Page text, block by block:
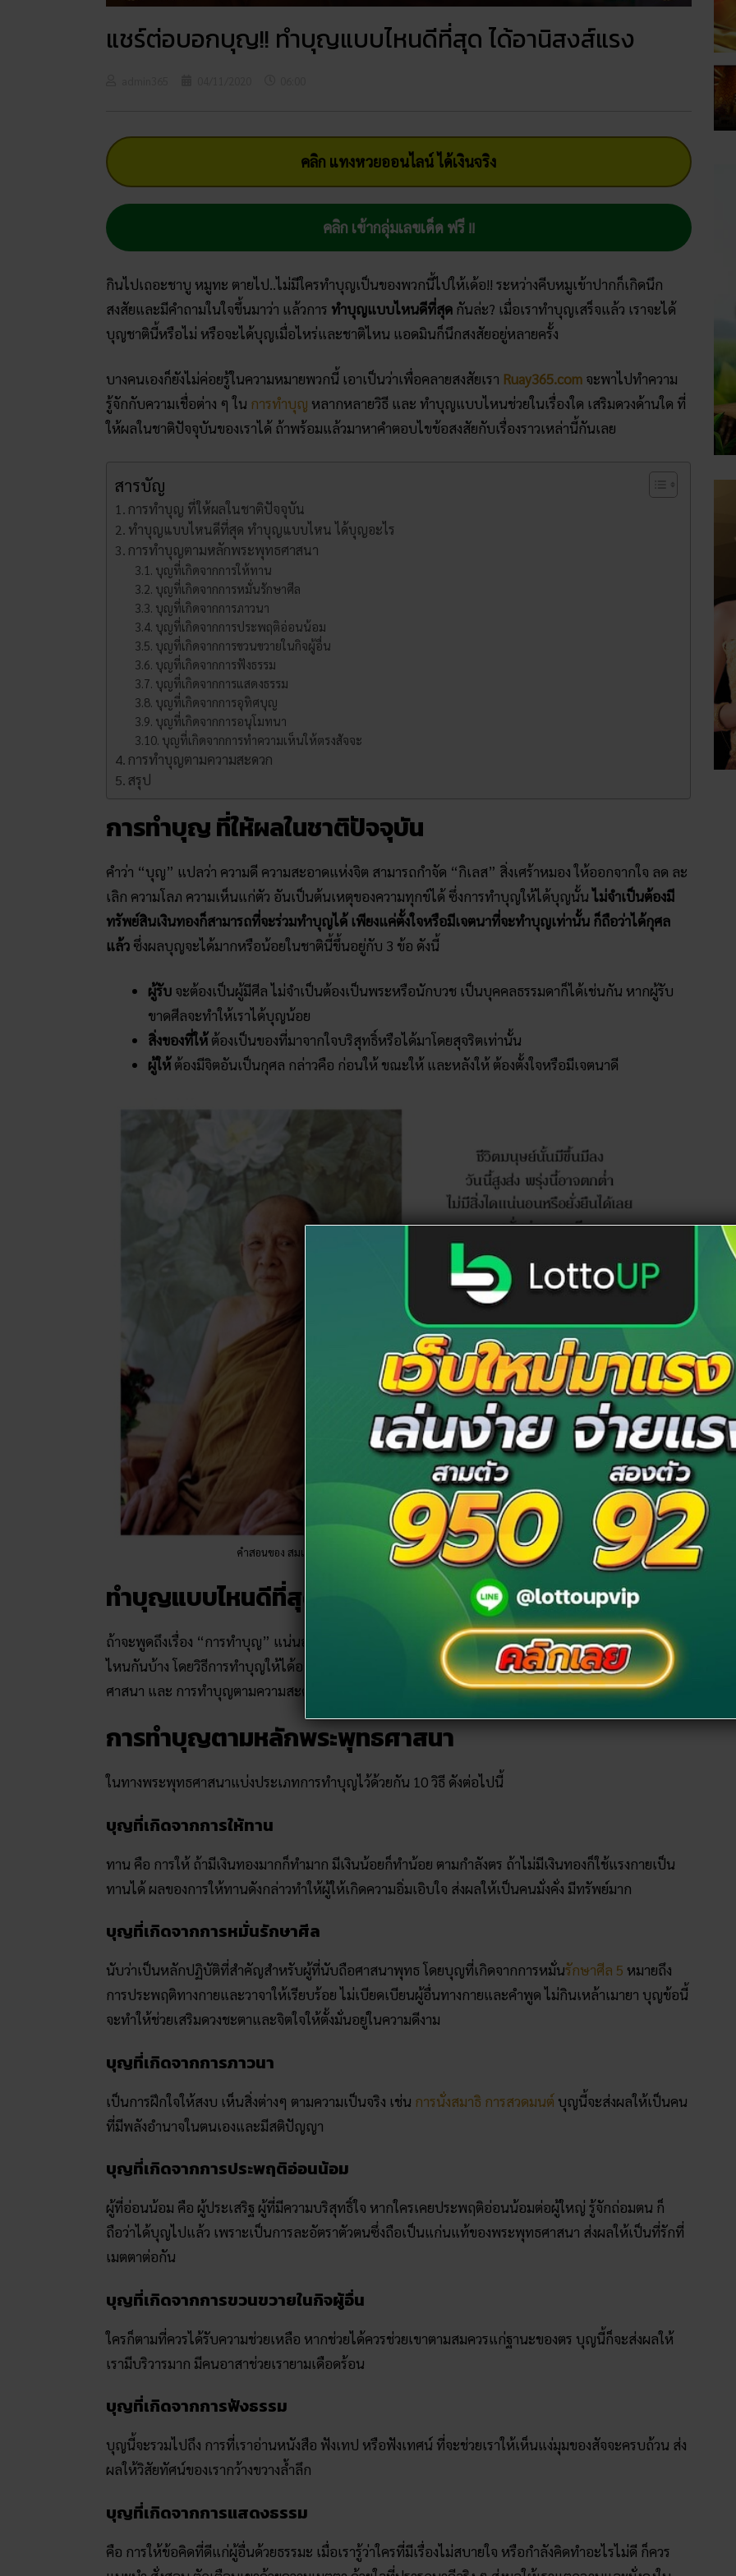
แชร์ต่อบอกบุญ!! ทำบุญแบบไหนดีที่สุด ได้อานิสงส์แรง
คลิก แทงหวยออนไลน์ ได้เงินจริง
คลิก เข้ากลุ่มเลขเด็ด ฟรี !!
กินไปเถอะชาบู หมูทะ ตายไป..ไม่มีใครทำบุญเป็นของพวกนี้ไปให้เด้อ!! ระหว่างคีบหมูเข้าปากก็เกิดนึก
สงสัยและมีคำถามในใจขึ้นมาว่า แล้วการ ทำบุญแบบไหนดีที่สุด กันล่ะ? เมื่อเราทำบุญเสร็จแล้ว เราจะได้
บุญชาตินี้หรือไม่ หรือจะได้บุญเมื่อไหร่และชาติไหน แอดมินก็นึกสงสัยอยู่หลายครั้ง
บางคนเองก็ยังไม่ค่อยรู้ในความหมายพวกนี้ เอาเป็นว่าเพื่อคลายสงสัยเรา Ruay365.com จะพาไปทำความ
รู้จักกับความเชื่อต่าง ๆ ใน การทำบุญ หลากหลายวิธี และ ทำบุญ​แบบไหน​ช่วยในเรื่องใด เสริมดวงด้านใด ที่
ให้ผลในชาติปัจจุบันของเราได้ ถ้าพร้อมแล้วมาหาคำตอบไขข้อสงสัยกับเรื่องราวเหล่านี้กันเลย
สารบัญ
การทำบุญ ที่ให้ผลในชาติปัจจุบัน
ทำบุญแบบไหนดีที่สุด ทำบุญ​แบบไหน​ ได้บุญ​อะไร
การทำบุญตามหลักพระพุทธศาสนา
บุญที่เกิดจากการให้ทาน
บุญที่เกิดจากการหมั่นรักษาศีล
บุญที่เกิดจากการภาวนา
บุญที่เกิดจากการประพฤติอ่อนน้อม
บุญที่เกิดจากการขวนขวายในกิจผู้อื่น
บุญที่เกิดจากการฟังธรรม
บุญที่เกิดจากการแสดงธรรม
บุญที่เกิดจากการอุทิศบุญ
บุญที่เกิดจากการอนุโมทนา
บุญที่เกิดจากการทำความเห็นให้ตรงสัจจะ
การทำบุญตามความสะดวก
สรุป
การทำบุญ ที่ให้ผลในชาติปัจจุบัน
คำว่า “บุญ” แปลว่า ความดี ความสะอาดแห่งจิต สามารถกำจัด “กิเลส” สิ่งเศร้าหมอง ให้ออกจากใจ ลด ละ
เลิก ความโลภ ความเห็นแก่ตัว อันเป็นต้นเหตุของความทุกข์ได้ ซึ่งการทำบุญให้ได้บุญนั้นไม่จำเป็นต้องมี
ทรัพย์สินเงินทองก็สามารถที่จะร่วมทำบุญได้ เพียงแค่ตั้งใจหรือมีเจตนาที่จะทำบุญเท่านั้น ก็ถือว่าได้กุศล
แล้ว ซึ่งผลบุญจะได้มากหรือน้อยในชาตินี้ขึ้นอยู่กับ 3 ข้อ ดังนี้
ผู้รับ จะต้องเป็นผู้มีศีล ไม่จำเป็นต้องเป็นพระหรือนักบวช เป็นบุคคลธรรมดาก็ได้เช่นกัน หากผู้รับ
ขาดศีลจะทำให้เราได้บุญน้อย
สิ่งของที่ให้ ต้องเป็นของที่มาจากใจบริสุทธิ์หรือได้มาโดยสุจริตเท่านั้น
ผู้ให้ ต้องมีจิตอันเป็นกุศล กล่าวคือ ก่อนให้ ขณะให้ และหลังให้ ต้องตั้งใจหรือมีเจตนาดี
คำสอนของ สมเด็จพระญาณสังวร สมเด็จพระสังฆราช สกลมหาสังฆปริณายก
ทำบุญแบบไหนดีที่สุด ทำบุญ​แบบไหน​ ได้บุญ​อะไร
ถ้าจะพูดถึงเรื่อง “การทำบุญ” แน่นอนว่ามีด้วยกันหลากหลายวิธีด้วยกัน ขึ้นอยู่กับว่าตัวเรานั้นสะดวกแบบ
ไหนกันบ้าง โดยวิธีการทำบุญให้ได้อานิสงค์แรงแบ่งออกเป็น 2 ลักษณะ คือ การทำบุญตามหลักพระพุทธ
ศาสนา และ การทำบุญตามความสะดวก
การทำบุญตามหลักพระพุทธศาสนา
ในทางพระพุทธศาสนาแบ่งประเภทการทำบุญไว้ด้วยกัน 10 วิธี ดังต่อไปนี้
บุญที่เกิดจากการให้ทาน
ทาน คือ การให้ ถ้ามีเงินทองมากก็ทำมาก มีเงินน้อยก็ทำน้อย ตามกำลังตร ถ้าไม่มีเงินทองก็ใช้แรงกายเป็น
ทานได้ ผลของการให้ทานดังกล่าวทำให้ผู้ให้เกิดความอิ่มเอิบใจ ส่งผลให้เป็นคนมั่งคั่ง มีทรัพย์มาก
บุญที่เกิดจากการหมั่นรักษาศีล
นับว่าเป็นหลักปฏิบัติที่สำคัญสำหรับผู้ที่นับถือศาสนาพุทธ โดยบุญที่เกิดจากการหมั่นรักษาศีล 5 หมายถึง
การประพฤติทางกายและวาจาให้เรียบร้อย ไม่เบียดเบียนผู้อื่นทางกายและคำพูด ไม่กินเหล้าเมายา บุญข้อนี้
จะทำให้ช่วยเสริมดวงชะตาและจิตใจให้ตั้งมั่นอยู่ในความดีงาม
บุญที่เกิดจากการภาวนา
เป็นการฝึกใจให้สงบ เห็นสิ่งต่างๆ ตามความเป็นจริง เช่น การนั่งสมาธิ การสวดมนต์ บุญนี้จะส่งผลให้เป็นคน
ที่มีพลังอำนาจในตนเองและมีสติปัญญา
บุญที่เกิดจากการประพฤติอ่อนน้อม
ผู้ที่อ่อนน้อม คือ ผู้ประเสริฐ ผู้ที่มีความบริสุทธิ์ใจ หากใครเคยประพฤติอ่อนน้อมต่อผู้ใหญ่ รู้จักถ่อมตน ก็
ถือว่าได้บุญไปแล้ว เพราะเป็นการละอัตราตัวตนซึ่งถือเป็นแก่นแท้ของพระพุทธศาสนา ส่งผลให้เป็นที่รักที่
เมตตาต่อกัน
บุญที่เกิดจากการขวนขวายในกิจผู้อื่น
ใครก็ตามที่ควรได้รับความช่วยเหลือ หากช่วยได้ควรช่วยเขาตามสมควรแก่ฐานะของตร บุญนี้ก็จะส่งผลให้
เรามีบริวารมาก มีคนอาสาช่วยเรายามเดือดร้อน
บุญที่เกิดจากการฟังธรรม
บุญนี้จะรวมไปถึง การที่เราอ่านหนังสือ ฟังเทป หรือฟังเทศน์ ที่จะช่วยเราให้เห็นแง่มุมของสัจจะครบถ้วน ส่ง
ผลให้วิสัยทัศน์ของเรากว้างขวางล้ำลึก
บุญที่เกิดจากการแสดงธรรม
คือ การให้ข้อคิดที่ดีแก่ผู้อื่นด้วยธรรมะ เมื่อเรารู้ว่าใครที่มีเรื่องไม่สบายใจ หรือกำลังคิดทำอะไรไม่ดี ก็ควร